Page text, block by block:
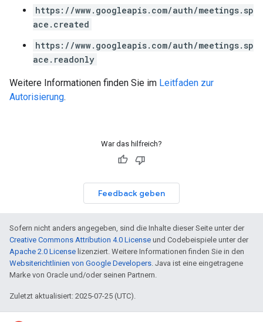
https://www.googleapis.com/auth/meetings.sp
ace.created
https://www.googleapis.com/auth/meetings.sp
ace.readonly
Weitere Informationen finden Sie im Leitfaden zur
Autorisierung.
War das hilfreich?
Feedback geben
Sofern nicht anders angegeben, sind die Inhalte dieser Seite unter der
Creative Commons Attribution 4.0 License und Codebeispiele unter der
Apache 2.0 License lizenziert. Weitere Informationen finden Sie in den
Websiterichtlinien von Google Developers. Java ist eine eingetragene
Marke von Oracle und/oder seinen Partnern.
Zuletzt aktualisiert: 2025-07-25 (UTC).